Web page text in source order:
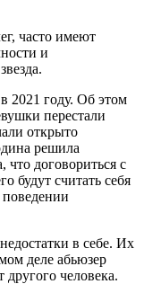
часто имеют
и
2021 году. Об этом
перестали
открыто
решила
договориться с
будут считать себя
в себе. Их
деле абьюзер
другого человека.